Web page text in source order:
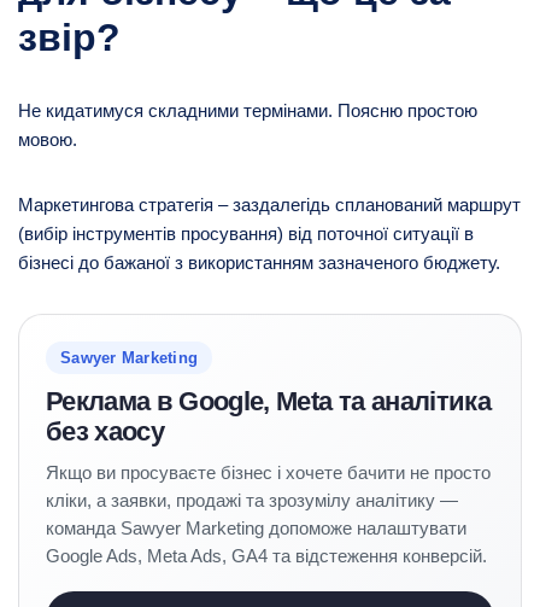
звір?
Не кидатимуся складними термінами. Поясню простою
мовою.
Маркетингова стратегія – заздалегідь спланований маршрут
(вибір інструментів просування) від поточної ситуації в
бізнесі до бажаної з використанням зазначеного бюджету.
Sawyer Marketing
Реклама в Google, Meta та аналітика
без хаосу
Якщо ви просуваєте бізнес і хочете бачити не просто
кліки, а заявки, продажі та зрозумілу аналітику —
команда Sawyer Marketing допоможе налаштувати
Google Ads, Meta Ads, GA4 та відстеження конверсій.